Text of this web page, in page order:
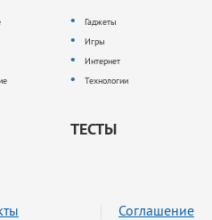
Гаджеты
Игры
Интернет
Технологии
ТЕСТЫ
Соглашение